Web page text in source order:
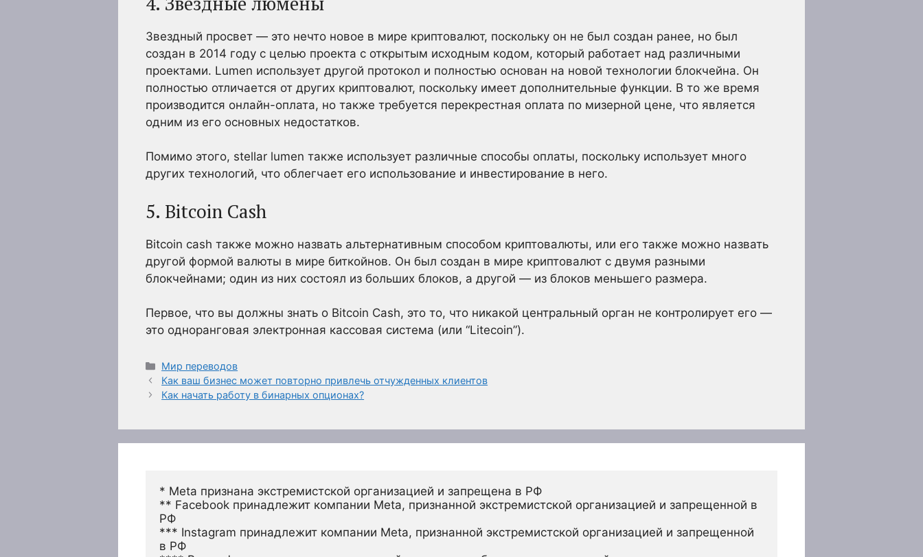
Звездный просвет — это нечто новое в мире криптовалют, поскольку он не был создан ранее, но был
создан в 2014 году с целью проекта с открытым исходным кодом, который работает над различными
проектами. Lumen использует другой протокол и полностью основан на новой технологии блокчейна. Он
полностью отличается от других криптовалют, поскольку имеет дополнительные функции. В то же время
производится онлайн-оплата, но также требуется перекрестная оплата по мизерной цене, что является
одним из его основных недостатков.
Помимо этого, stellar lumen также использует различные способы оплаты, поскольку использует много
других технологий, что облегчает его использование и инвестирование в него.
5. Bitcoin Cash
Bitcoin cash также можно назвать альтернативным способом криптовалюты, или его также можно назвать
другой формой валюты в мире биткойнов. Он был создан в мире криптовалют с двумя разными
блокчейнами; один из них состоял из больших блоков, а другой — из блоков меньшего размера.
Первое, что вы должны знать о Bitcoin Cash, это то, что никакой центральный орган не контролирует его —
это одноранговая электронная кассовая система (или “Litecoin”).
Рубрики
Мир переводов
Как ваш бизнес может повторно привлечь отчужденных клиентов
Как начать работу в бинарных опционах?
* Meta признана экстремистской организацией и запрещена в РФ
** Facebook принадлежит компании Meta, признанной экстремистской организацией и запрещенной в
РФ
*** Instagram принадлежит компании Meta, признанной экстремистской организацией и запрещенной
в РФ